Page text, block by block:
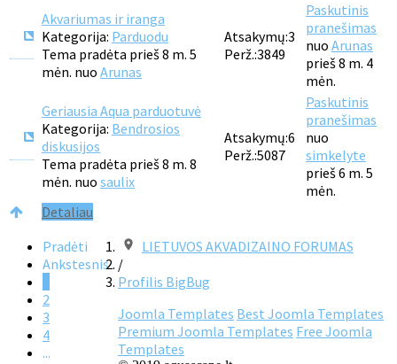
Detaliau
Akvariumas ir iranga
Kategorija: Parduodu
Tema pradėta prieš 8 m. 5
mėn. nuo Arunas
Atsakymų:3
Perž.:3849
Paskutinis
pranešimas
nuo Arunas
prieš 8 m. 4
mėn.
Geriausia Aqua parduotuvė
Kategorija: Bendrosios
diskusijos
Tema pradėta prieš 8 m. 8
mėn. nuo saulix
Atsakymų:6
Perž.:5087
Paskutinis
pranešimas
nuo
simkelyte
prieš 6 m. 5
mėn.
Pradėti
Ankstesnis
2
3
4
...
LIETUVOS AKVADIZAINO FORUMAS
/
Profilis BigBug
Joomla Templates Best Joomla Templates
Premium Joomla Templates Free Joomla
Templates